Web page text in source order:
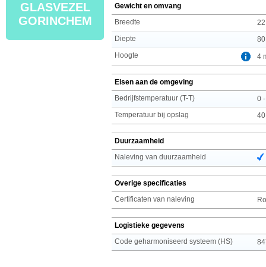
GLASVEZEL
GORINCHEM
Gewicht en omvang
Breedte
Diepte
Hoogte
4
Eisen aan de omgeving
Bedrijfstemperatuur (T-T)
0
Temperatuur bij opslag
Duurzaamheid
Naleving van duurzaamheid
Overige specificaties
Certificaten van naleving
Logistieke gegevens
Code geharmoniseerd systeem (HS)